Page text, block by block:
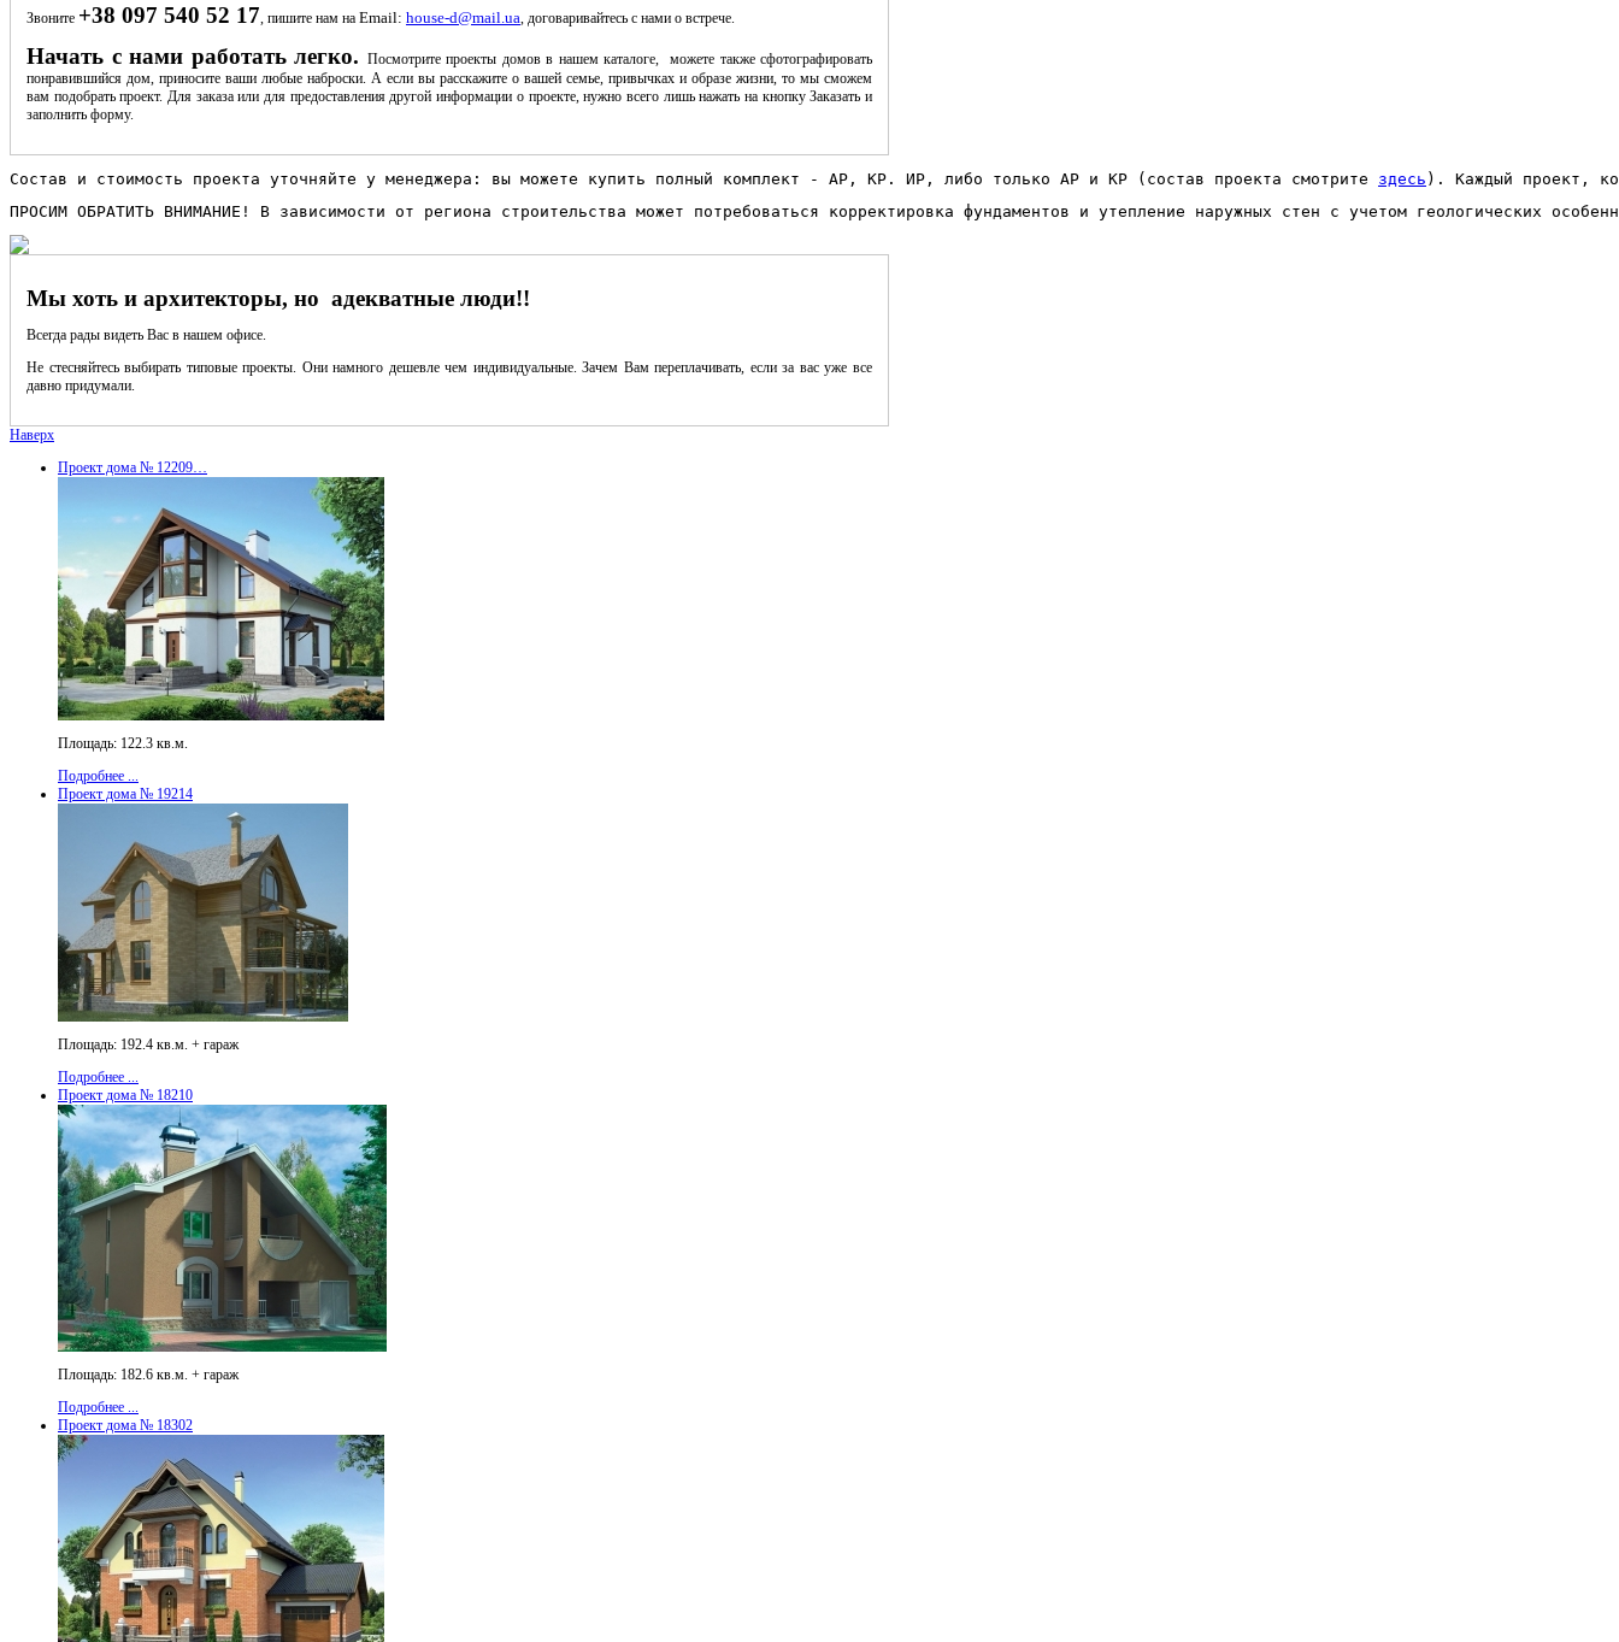
Звоните +38 097 540 52 17 , пишите нам на Email: house-d@mail.ua , договаривайтесь с нами о встрече.
Начать с нами работать легко. Посмотрите проекты домов в нашем каталоге, можете также сфотографировать
понравившийся дом, приносите ваши любые наброски. А если вы расскажите о вашей семье, привычках и образе жизни, то мы сможем
вам подобрать проект. Для заказа или для предоставления другой информации о проекте, нужно всего лишь нажать на кнопку Заказать и
заполнить форму.
Состав и стоимость проекта уточняйте у менеджера: вы можете купить полный комплект - АР, КР. ИР, либо только АР и КР (состав проекта смотрите здесь ). Каждый проект,
ПРОСИМ ОБРАТИТЬ ВНИМАНИЕ! В зависимости от региона строительства может потребоваться корректировка фундаментов и утепление наружных стен с учетом геологических
Мы хоть и архитекторы, но адекватные люди!!
Всегда рады видеть Вас в нашем офисе.
Не стесняйтесь выбирать типовые проекты. Они намного дешевле чем индивидуальные. Зачем Вам переплачивать, если за вас уже все
давно придумали.
Наверх
Проект дома № 12209…
Площадь: 122.3 кв.м.
Подробнее ...
Проект дома № 19214
Площадь: 192.4 кв.м. + гараж
Подробнее ...
Проект дома № 18210
Площадь: 182.6 кв.м. + гараж
Подробнее ...
Проект дома № 18302